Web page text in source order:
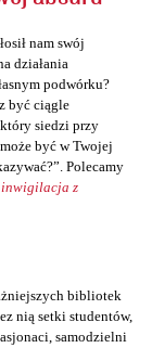
nam swój
działania
podwórku?
być ciągle
siedzi przy
być w Twojej
Polecamy
inwigilacja z
bibliotek
nią setki studentów,
samodzielni